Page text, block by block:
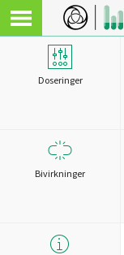
Doseringer
Bivirkninger